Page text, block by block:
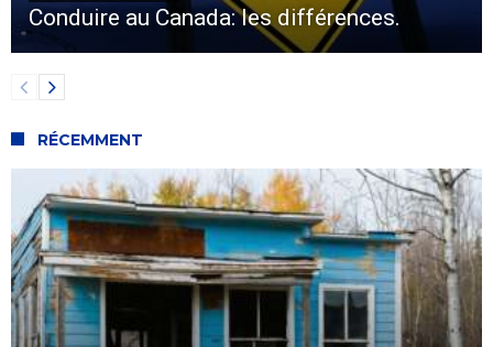
Conduire au Canada: les différences.
RÉCEMMENT